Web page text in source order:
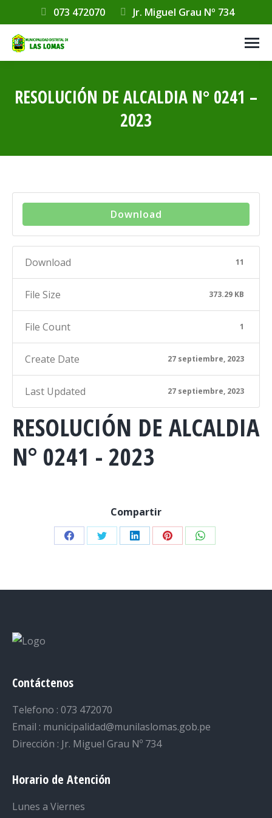
073 472070 Jr. Miguel Grau Nº 734
RESOLUCIÓN DE ALCALDIA N° 0241 –
2023
Download
Download 11
File Size 373.29 KB
File Count 1
Create Date 27 septiembre, 2023
Last Updated 27 septiembre, 2023
RESOLUCIÓN DE ALCALDIA
N° 0241 - 2023
Compartir
Share Share Share Share Share
Contáctenos
Telefono : 073 472070
Email : municipalidad@munilaslomas.gob.pe
Dirección : Jr. Miguel Grau Nº 734
Horario de Atención
Lunes a Viernes